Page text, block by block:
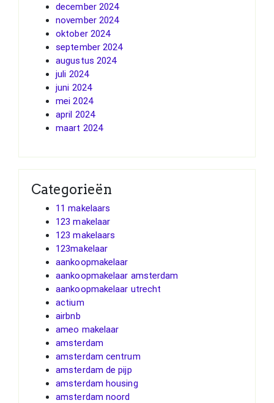
december 2024
november 2024
oktober 2024
september 2024
augustus 2024
juli 2024
juni 2024
mei 2024
april 2024
maart 2024
Categorieën
11 makelaars
123 makelaar
123 makelaars
123makelaar
aankoopmakelaar
aankoopmakelaar amsterdam
aankoopmakelaar utrecht
actium
airbnb
ameo makelaar
amsterdam
amsterdam centrum
amsterdam de pijp
amsterdam housing
amsterdam noord